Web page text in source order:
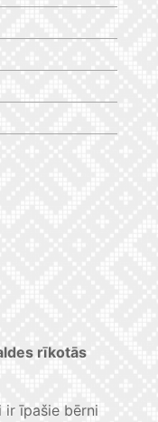
rīkotās
ir īpašie bērni